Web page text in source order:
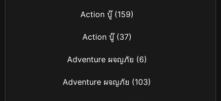
Action บู๊(159)
Action บู๊(37)
Adventure ผจญภัย (6)
Adventure ผจญภัย (103)